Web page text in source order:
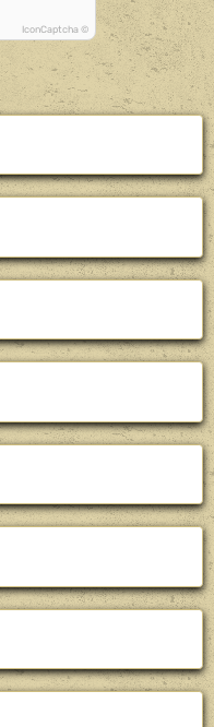
IconCaptcha ©